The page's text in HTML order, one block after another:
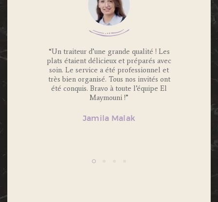
invités
“Un traiteur d’une grande qualité ! Les
plats étaient délicieux et préparés avec
soin. Le service a été professionnel et
très bien organisé. Tous nos invités ont
été conquis. Bravo à toute l’équipe El
Maymouni !”
Jamila Malak
“Nous